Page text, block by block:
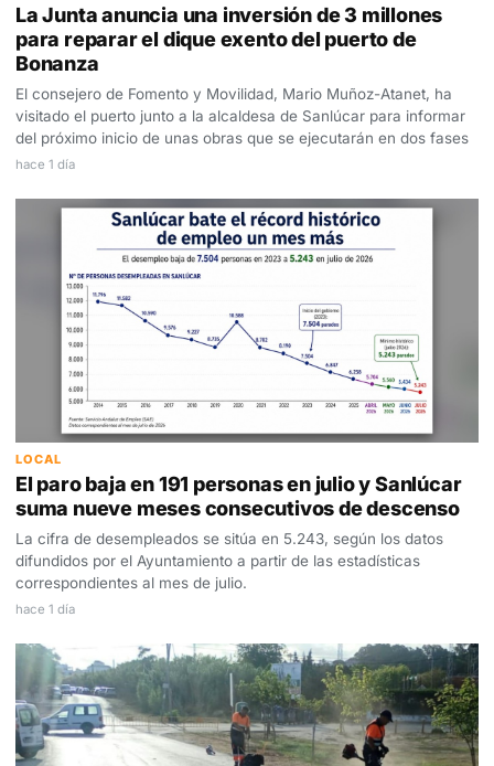
La Junta anuncia una inversión de 3 millones
para reparar el dique exento del puerto de
Bonanza
El consejero de Fomento y Movilidad, Mario Muñoz-Atanet, ha
visitado el puerto junto a la alcaldesa de Sanlúcar para informar
del próximo inicio de unas obras que se ejecutarán en dos fases
hace 1 día
LOCAL
El paro baja en 191 personas en julio y Sanlúcar
suma nueve meses consecutivos de descenso
La cifra de desempleados se sitúa en 5.243, según los datos
difundidos por el Ayuntamiento a partir de las estadísticas
correspondientes al mes de julio.
hace 1 día